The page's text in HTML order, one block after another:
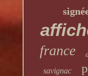
france
savignac